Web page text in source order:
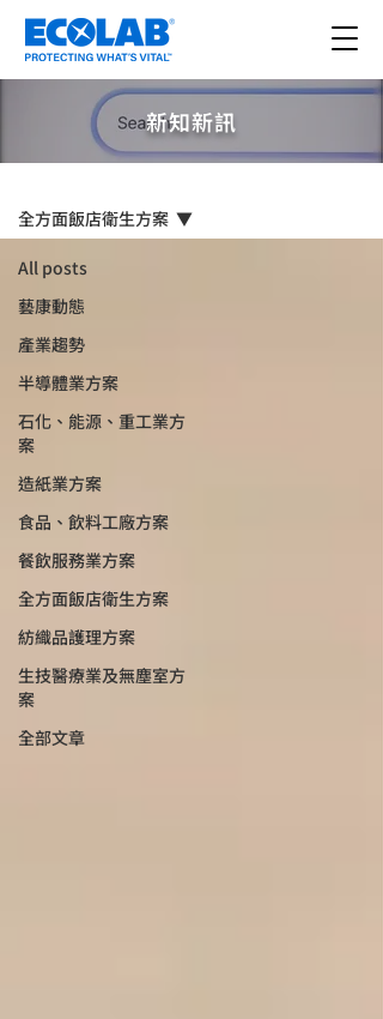
新知新訊
All posts
藝康動態
產業趨勢
半導體業方案
石化、能源、重工業方
案
造紙業方案
食品、飲料工廠方案
餐飲服務業方案
全方面飯店衛生方案
紡織品護理方案
生技醫療業及無塵室方
案
全部文章
全方面飯店衛生方案
新知新訊